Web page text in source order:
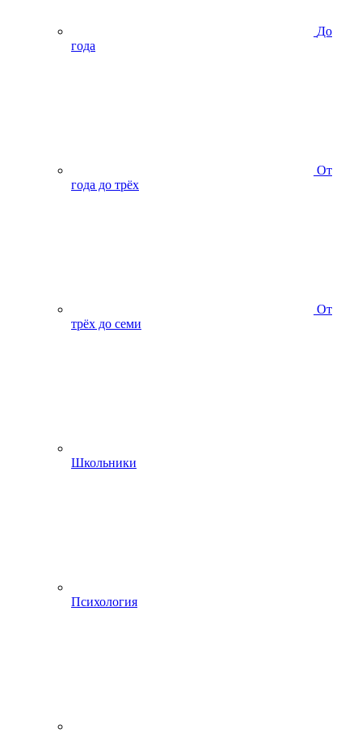
До
года
От
года до трёх
От
трёх до семи
Школьники
Психология